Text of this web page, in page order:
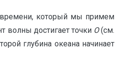
который мы примем
волны достигает точкиO(см.
глубина океана начинает